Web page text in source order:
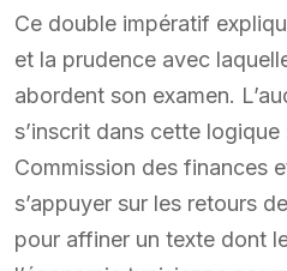
Ce double impératif
et la prudence avec
abordent son examen.
s’inscrit dans cette
Commission des finances
s’appuyer sur les retours
pour affiner un texte dont